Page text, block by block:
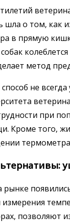
шла о том, как
в прямую
метод
не
при
Кроме того,
рынке
измерения
позволяют